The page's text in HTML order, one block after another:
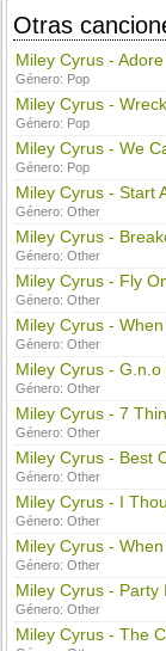
Otras
Miley Cyrus - Adore
Género: Pop
Miley Cyrus -
Género: Pop
Miley Cyrus - We
Género: Pop
Miley Cyrus - Start
Género:Other
Miley Cyrus -
Género:Other
Miley Cyrus - Fly
Género:Other
Miley Cyrus -
Género:Other
Miley Cyrus -
Género:Other
Miley Cyrus - 7
Género:Other
Miley Cyrus - Best
Género:Other
Miley Cyrus - I
Género:Other
Miley Cyrus -
Género:Other
Miley Cyrus - Party
Género:Other
Miley Cyrus - The